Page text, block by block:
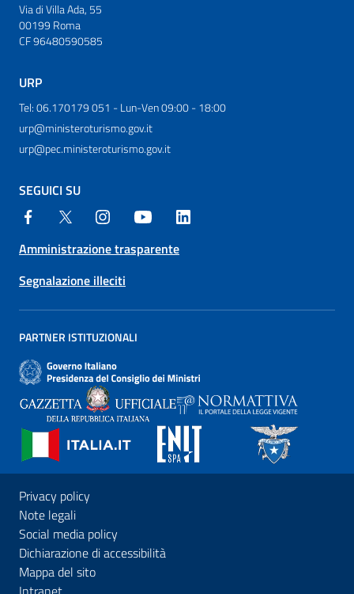
Via di Villa Ada, 55
00199 Roma
CF 96480590585
URP
Tel: 06.170179 051 - Lun-Ven 09:00 - 18:00
urp@ministeroturismo.gov.it
urp@pec.ministeroturismo.gov.it
SEGUICI SU
Amministrazione trasparente
Segnalazione illeciti
PARTNER ISTITUZIONALI
Privacy policy
Note legali
Social media policy
Dichiarazione di accessibilità
Mappa del sito